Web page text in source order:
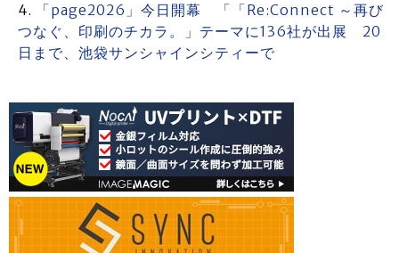
「page2026」今日開幕 「「Re:Connect ～再び
つなぐ、印刷のチカラ。」テーマに136社が出展 20
日まで、池袋サンシャインシティーで